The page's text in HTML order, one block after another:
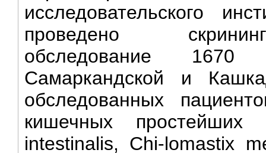
исследовательского
проведено
обследование
Самаркандской и
обследованных
кишечных простейших
intestinalis, Chi-lomastix